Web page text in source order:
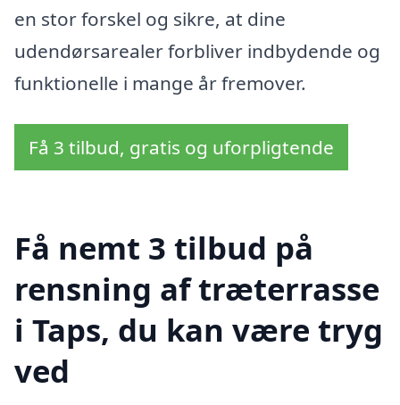
en stor forskel og sikre, at dine
udendørsarealer forbliver indbydende og
funktionelle i mange år fremover.
Få 3 tilbud, gratis og uforpligtende
Få nemt 3 tilbud på
rensning af træterrasse
i Taps, du kan være tryg
ved